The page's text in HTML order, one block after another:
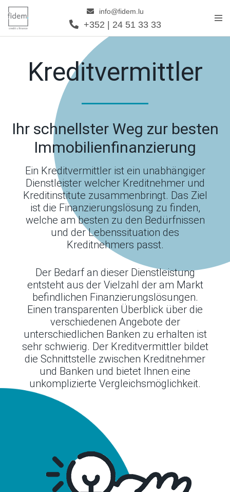
Zum
info@fidem.lu
+352 | 24 51 33 33
Kreditvermittler
Ihr schnellster Weg zur besten
Immobilienfinanzierung
Ein Kreditvermittler ist ein unabhängiger
Dienstleister welcher Kreditnehmer und
Kreditinstitute zusammenbringt. Das Ziel
ist die Finanzierungslösung zu finden,
welche am besten zu den Bedürfnissen
und der Lebenssituation des
Kreditnehmers passt.
Der Bedarf an dieser Dienstleistung
entsteht aus der Vielzahl der am Markt
befindlichen Finanzierungslösungen.
Einen transparenten Überblick über die
verschiedenen Angebote der
unterschiedlichen Banken zu erhalten ist
sehr schwierig. Der Kreditvermittler bildet
die Schnittstelle zwischen Kreditnehmer
und Banken und bietet Ihnen eine
unkomplizierte Vergleichsmöglichkeit.